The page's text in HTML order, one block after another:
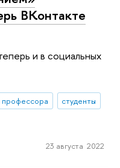
ВКонтакте
и в социальных
профессора
студенты
23 августа 2022